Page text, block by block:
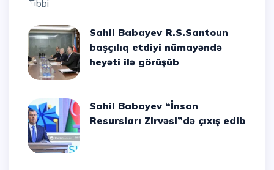
Sahil Babayev R.S.Santoun
başçılıq etdiyi nümayəndə
heyəti ilə görüşüb
Sahil Babayev “İnsan
Resursları Zirvəsi”də çıxış edib